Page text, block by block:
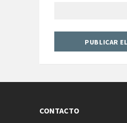
CONTACTO